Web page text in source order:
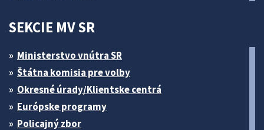
SEKCIE MV SR
Ministerstvo vnútra SR
Štátna komisia pre volby
Okresné úrady/Klientske centrá
Európske programy
Policajný zbor